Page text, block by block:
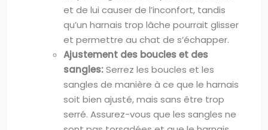
et de lui causer de l’inconfort, tandis
qu’un harnais trop lâche pourrait glisser
et permettre au chat de s’échapper.
Ajustement des boucles et des
sangles:Serrez les boucles et les
sangles de manière à ce que le harnais
soit bien ajusté, mais sans être trop
serré. Assurez-vous que les sangles ne